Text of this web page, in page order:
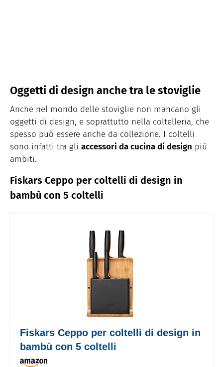
Oggetti di design anche tra le stoviglie
Anche nel mondo delle stoviglie non mancano gli
oggetti di design, e soprattutto nella coltelleria, che
spesso può essere anche da collezione. I coltelli
sono infatti tra gli accessori da cucina di design più
ambiti.
Fiskars Ceppo per coltelli di design in
bambù con 5 coltelli
Fiskars Ceppo per coltelli di design in
bambù con 5 coltelli